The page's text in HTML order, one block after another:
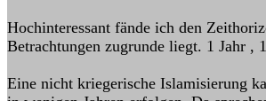
Hochinteressant fände ich den
Betrachtungen zugrunde liegt. 1 Jahr ,
Eine nicht kriegerische Islamisierung